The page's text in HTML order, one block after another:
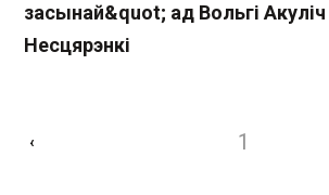
засынай&quot; ад Вольгі
Несцярэнкі
‹ 1